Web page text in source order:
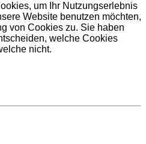
um Ihr Nutzungserlebnis
Website benutzen möchten,
von Cookies zu. Sie haben
welche Cookies
nicht.